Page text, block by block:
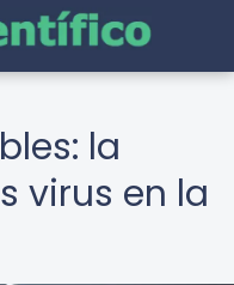
la
virus en la